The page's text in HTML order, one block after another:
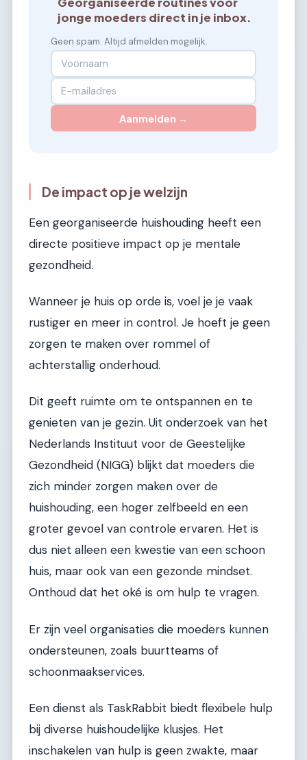
jonge moeders direct in je inbox.
Geen spam. Altijd afmelden mogelijk.
Aanmelden →
De impact op je welzijn
Een georganiseerde huishouding heeft een
directe positieve impact op je mentale
gezondheid.
Wanneer je huis op orde is, voel je je vaak
rustiger en meer in control. Je hoeft je geen
zorgen te maken over rommel of
achterstallig onderhoud.
Dit geeft ruimte om te ontspannen en te
genieten van je gezin. Uit onderzoek van het
Nederlands Instituut voor de Geestelijke
Gezondheid (NIGG) blijkt dat moeders die
zich minder zorgen maken over de
huishouding, een hoger zelfbeeld en een
groter gevoel van controle ervaren. Het is
dus niet alleen een kwestie van een schoon
huis, maar ook van een gezonde mindset.
Onthoud dat het oké is om hulp te vragen.
Er zijn veel organisaties die moeders kunnen
ondersteunen, zoals buurtteams of
schoonmaakservices.
Een dienst als TaskRabbit biedt flexibele hulp
bij diverse huishoudelijke klusjes. Het
inschakelen van hulp is geen zwakte, maar